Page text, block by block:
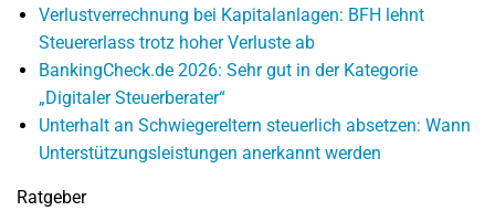
Verlustverrechnung bei Kapitalanlagen: BFH lehnt
Steuererlass trotz hoher Verluste ab
BankingCheck.de 2026: Sehr gut in der Kategorie
„Digitaler Steuerberater“
Unterhalt an Schwiegereltern steuerlich absetzen: Wann
Unterstützungsleistungen anerkannt werden
Ratgeber